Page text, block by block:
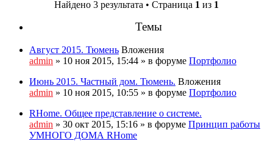
Найдено 3 результата • Страница 1 из 1
Темы
Август 2015. Тюмень Вложения
admin » 10 ноя 2015, 15:44 » в форуме Портфолио
Июнь 2015. Частный дом. Тюмень. Вложения
admin » 10 ноя 2015, 10:55 » в форуме Портфолио
RHome. Общее представление о системе.
admin » 30 окт 2015, 15:16 » в форуме Принцип работы
УМНОГО ДОМА RHome